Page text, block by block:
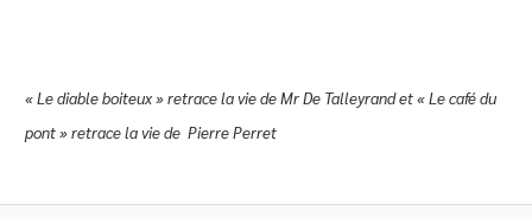
« Le diable boiteux » retrace la vie de Mr De Talleyrand et « Le café du
pont » retrace la vie de Pierre Perret